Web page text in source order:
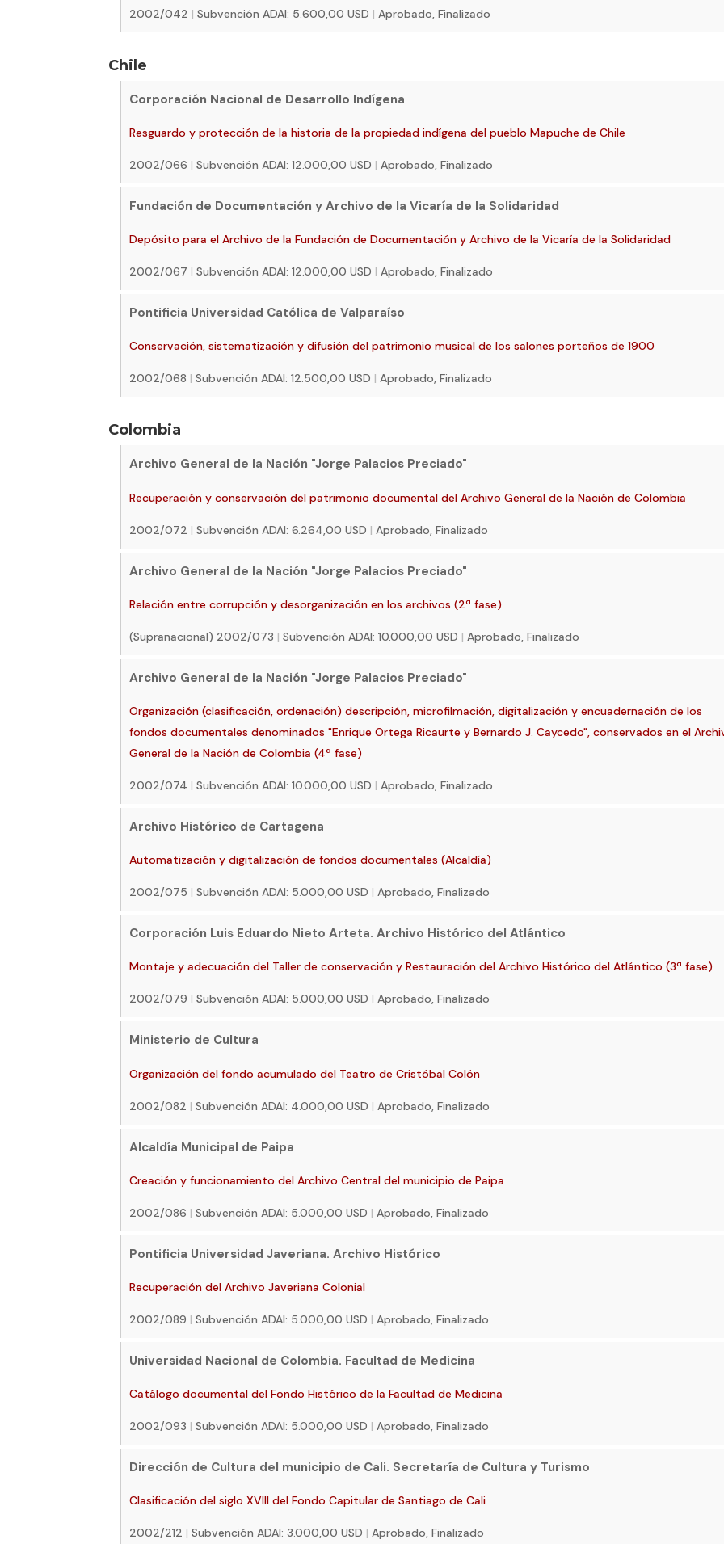
2002/042 | Subvención ADAI: 5.600,00 USD | Aprobado, Finalizado
Chile
Corporación Nacional de Desarrollo Indígena
Resguardo y protección de la historia de la propiedad indígena del pueblo Mapuche de Chile
2002/066 | Subvención ADAI: 12.000,00 USD | Aprobado, Finalizado
Fundación de Documentación y Archivo de la Vicaría de la Solidaridad
Depósito para el Archivo de la Fundación de Documentación y Archivo de la Vicaría de la Solidaridad
2002/067 | Subvención ADAI: 12.000,00 USD | Aprobado, Finalizado
Pontificia Universidad Católica de Valparaíso
Conservación, sistematización y difusión del patrimonio musical de los salones porteños de 1900
2002/068 | Subvención ADAI: 12.500,00 USD | Aprobado, Finalizado
Colombia
Archivo General de la Nación "Jorge Palacios Preciado"
Recuperación y conservación del patrimonio documental del Archivo General de la Nación de Colombia
2002/072 | Subvención ADAI: 6.264,00 USD | Aprobado, Finalizado
Archivo General de la Nación "Jorge Palacios Preciado"
Relación entre corrupción y desorganización en los archivos (2ª fase)
(Supranacional) 2002/073 | Subvención ADAI: 10.000,00 USD | Aprobado, Finalizado
Archivo General de la Nación "Jorge Palacios Preciado"
Organización (clasificación, ordenación) descripción, microfilmación, digitalización y encuadernación de los
fondos documentales denominados "Enrique Ortega Ricaurte y Bernardo J. Caycedo", conservados en el
General de la Nación de Colombia (4ª fase)
2002/074 | Subvención ADAI: 10.000,00 USD | Aprobado, Finalizado
Archivo Histórico de Cartagena
Automatización y digitalización de fondos documentales (Alcaldía)
2002/075 | Subvención ADAI: 5.000,00 USD | Aprobado, Finalizado
Corporación Luis Eduardo Nieto Arteta. Archivo Histórico del Atlántico
Montaje y adecuación del Taller de conservación y Restauración del Archivo Histórico del Atlántico (3ª fase)
2002/079 | Subvención ADAI: 5.000,00 USD | Aprobado, Finalizado
Ministerio de Cultura
Organización del fondo acumulado del Teatro de Cristóbal Colón
2002/082 | Subvención ADAI: 4.000,00 USD | Aprobado, Finalizado
Alcaldía Municipal de Paipa
Creación y funcionamiento del Archivo Central del municipio de Paipa
2002/086 | Subvención ADAI: 5.000,00 USD | Aprobado, Finalizado
Pontificia Universidad Javeriana. Archivo Histórico
Recuperación del Archivo Javeriana Colonial
2002/089 | Subvención ADAI: 5.000,00 USD | Aprobado, Finalizado
Universidad Nacional de Colombia. Facultad de Medicina
Catálogo documental del Fondo Histórico de la Facultad de Medicina
2002/093 | Subvención ADAI: 5.000,00 USD | Aprobado, Finalizado
Dirección de Cultura del municipio de Cali. Secretaría de Cultura y Turismo
Clasificación del siglo XVIII del Fondo Capitular de Santiago de Cali
2002/212 | Subvención ADAI: 3.000,00 USD | Aprobado, Finalizado